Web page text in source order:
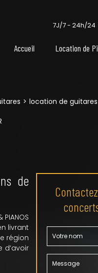
7J/7 - 24h/24
Accueil Location de
location de
de
PIANOS
livrant
région
d’avoir